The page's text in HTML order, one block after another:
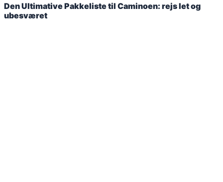
Den Ultimative Pakkeliste til Caminoen: rejs let og
ubesværet